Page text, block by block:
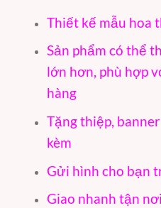
Thiết kế mẫu hoa
Sản phẩm có thể
lớn hơn, phù hợp
hàng
Tặng thiệp,
kèm
Gửi hình cho bạn
Giao nhanh tận